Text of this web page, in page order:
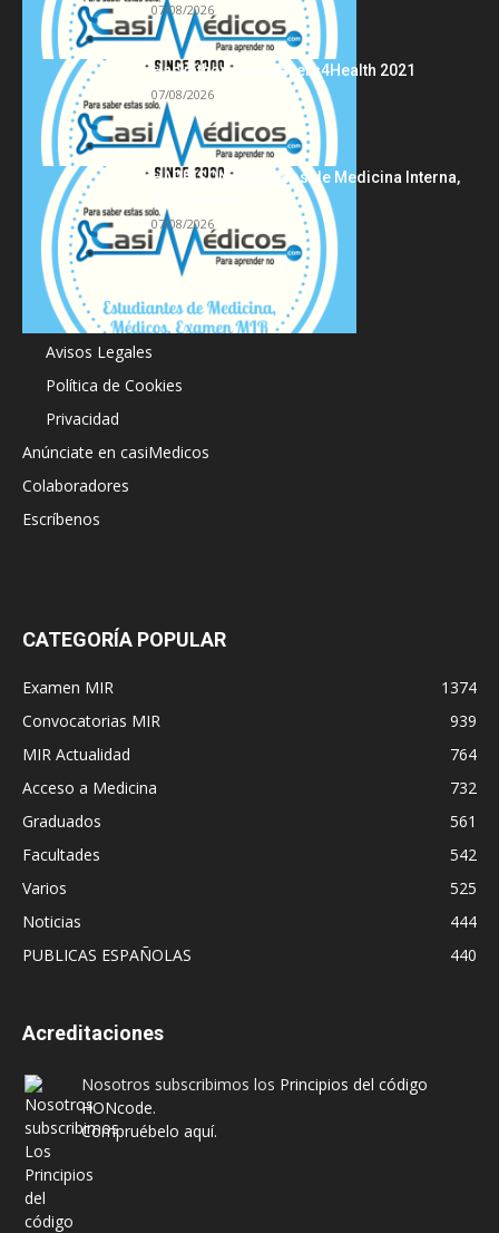
07/08/2026
Hackathon Innomakers4Health 2021
07/08/2026
HARRISON Principios de Medicina Interna,
07/08/2026
Acerca de
Avisos Legales
Política de Cookies
Privacidad
Anúnciate en casiMedicos
Colaboradores
Escríbenos
CATEGORÍA POPULAR
Examen MIR
1374
Convocatorias MIR
939
MIR Actualidad
764
Acceso a Medicina
732
Graduados
561
Facultades
542
Varios
525
Noticias
444
PUBLICAS ESPAÑOLAS
440
Acreditaciones
Nosotros subscribimos los Principios del código
HONcode.
Compruébelo aquí.